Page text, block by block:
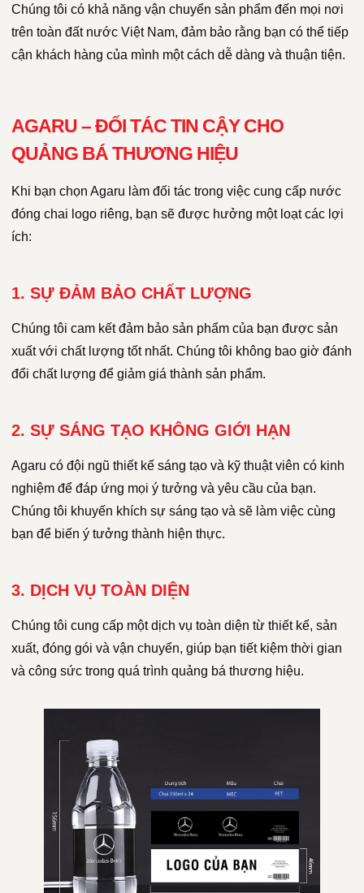
Chúng tôi có khả năng vận chuyển sản phẩm đến mọi nơi
trên toàn đất nước Việt Nam, đảm bảo rằng bạn có thể tiếp
cận khách hàng của mình một cách dễ dàng và thuận tiện.
AGARU – ĐỐI TÁC TIN CẬY CHO
QUẢNG BÁ THƯƠNG HIỆU
Khi bạn chọn Agaru làm đối tác trong việc cung cấp nước
đóng chai logo riêng, bạn sẽ được hưởng một loạt các lợi
ích:
1. SỰ ĐẢM BẢO CHẤT LƯỢNG
Chúng tôi cam kết đảm bảo sản phẩm của bạn được sản
xuất với chất lượng tốt nhất. Chúng tôi không bao giờ đánh
đổi chất lượng để giảm giá thành sản phẩm.
2. SỰ SÁNG TẠO KHÔNG GIỚI HẠN
Agaru có đội ngũ thiết kế sáng tạo và kỹ thuật viên có kinh
nghiệm để đáp ứng mọi ý tưởng và yêu cầu của bạn.
Chúng tôi khuyến khích sự sáng tạo và sẽ làm việc cùng
bạn để biến ý tưởng thành hiện thực.
3. DỊCH VỤ TOÀN DIỆN
Chúng tôi cung cấp một dịch vụ toàn diện từ thiết kế, sản
xuất, đóng gói và vận chuyển, giúp bạn tiết kiệm thời gian
và công sức trong quá trình quảng bá thương hiệu.